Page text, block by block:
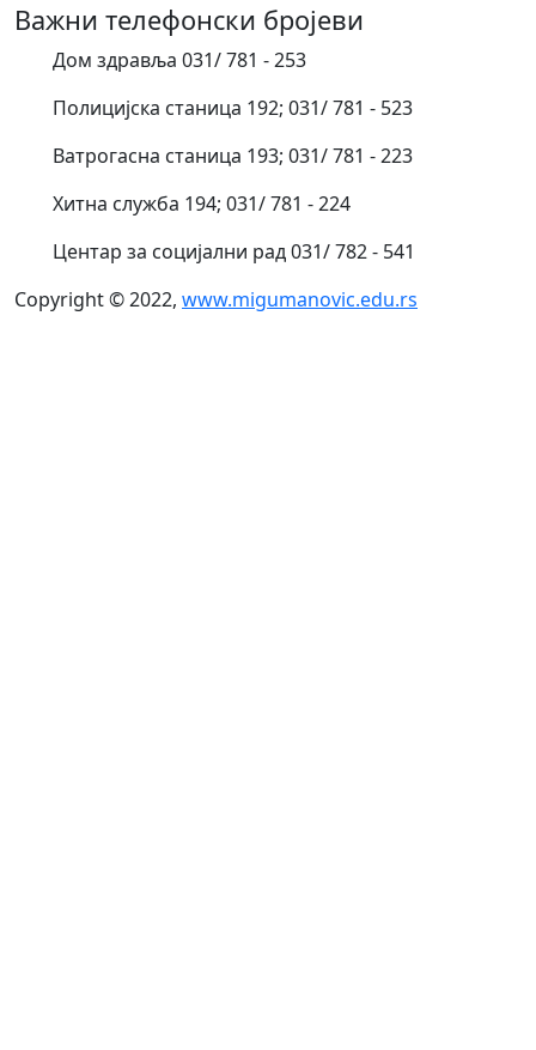
Важни телефонски бројеви
Дом здравља 031/ 781 - 253
Полицијска станица 192; 031/ 781 - 523
Ватрогасна станица 193; 031/ 781 - 223
Хитна служба 194; 031/ 781 - 224
Центар за социјални рад 031/ 782 - 541
Copyright © 2022, www.migumanovic.edu.rs